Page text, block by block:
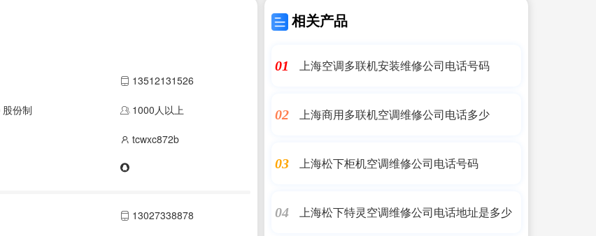
13512131526
股份制 1000人以上
tcwxc872b
13027338878
相关产品
01 上海空调多联机安装维修公司电话号码
02 上海商用多联机空调维修公司电话多少
03 上海松下柜机空调维修公司电话号码
04 上海松下特灵空调维修公司电话地址是多少